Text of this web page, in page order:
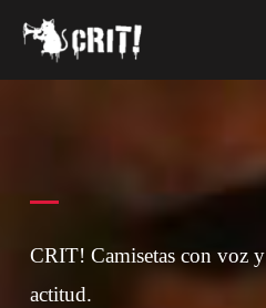
contenido
CRIT! Camisetas con voz y
actitud.